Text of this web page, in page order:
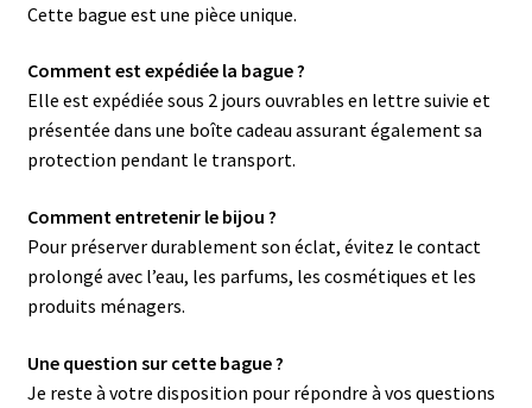
Cette bague est une pièce unique.
Comment est expédiée la bague ?
Elle est expédiée sous 2 jours ouvrables en lettre suivie et
présentée dans une boîte cadeau assurant également sa
protection pendant le transport.
Comment entretenir le bijou ?
Pour préserver durablement son éclat, évitez le contact
prolongé avec l’eau, les parfums, les cosmétiques et les
produits ménagers.
Une question sur cette bague ?
Je reste à votre disposition pour répondre à vos questions